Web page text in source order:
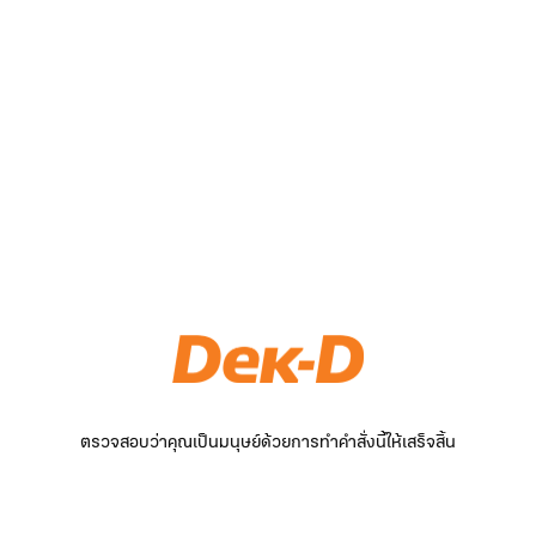
ตรวจสอบว่าคุณเป็นมนุษย์ด้วยการทำคำสั่งนี้ให้เสร็จสิ้น